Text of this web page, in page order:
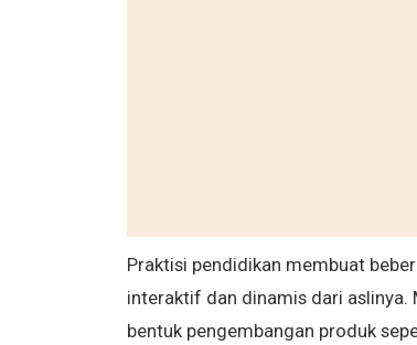
Praktisi pendidikan membuat
interaktif dan dinamis dari aslinya.
bentuk pengembangan produk